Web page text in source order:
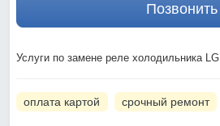
Позвонить
Услуги по замене реле холодильника LG
оплата картой срочный ремонт